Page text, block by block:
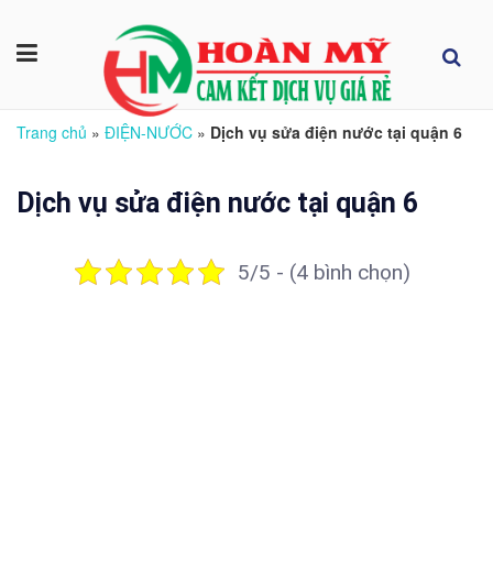
Trang chủ » ĐIỆN-NƯỚC » Dịch vụ sửa điện nước tại quận 6
Dịch vụ sửa điện nước tại quận 6
5/5 - (4 bình chọn)